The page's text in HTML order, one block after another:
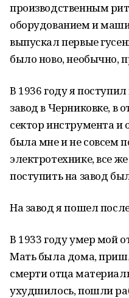
производственным
оборудованием и
выпускал первые
было ново, необычно,
В 1936 году я
завод в Черниковке, в
сектор инструмента и
была мне и не совсем
электротехнике, все
поступить на завод
На завод я пошел
В 1933 году умер мой
Мать была дома,
смерти отца
ухудшилось, пошли